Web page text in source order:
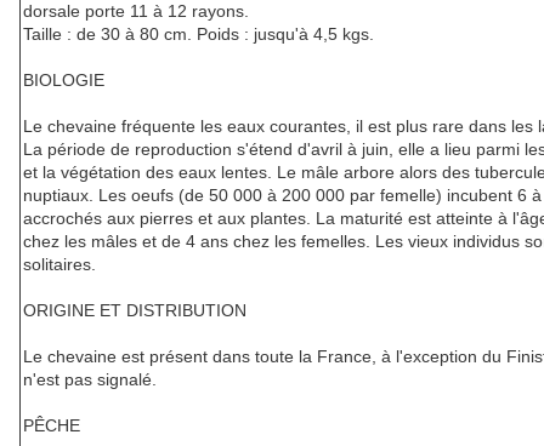
dorsale porte 11 à 12 rayons.
Taille : de 30 à 80 cm. Poids : jusqu'à 4,5 kgs.
BIOLOGIE
Le chevaine fréquente les eaux courantes, il est plus rare dans les
La période de reproduction s'étend d'avril à juin, elle a lieu parmi
et la végétation des eaux lentes. Le mâle arbore alors des
nuptiaux. Les oeufs (de 50 000 à 200 000 par femelle) incubent 6
accrochés aux pierres et aux plantes. La maturité est atteinte à
chez les mâles et de 4 ans chez les femelles. Les vieux individus
solitaires.
ORIGINE ET DISTRIBUTION
Le chevaine est présent dans toute la France, à l'exception du
n'est pas signalé.
PÊCHE